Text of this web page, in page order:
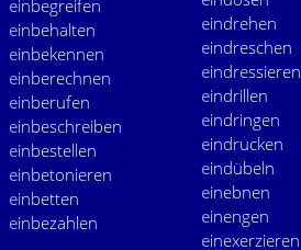
einbegreifen
einbehalten
einbekennen
einberechnen
einberufen
einbeschreiben
einbestellen
einbetonieren
einbetten
einbezahlen
eindrehen
eindreschen
eindressieren
eindrillen
eindringen
eindrucken
eindübeln
einebnen
einengen
einexerzieren